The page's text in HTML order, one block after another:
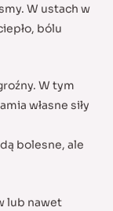
W ustach w
bólu
W tym
własne siły
bolesne, ale
lub nawet